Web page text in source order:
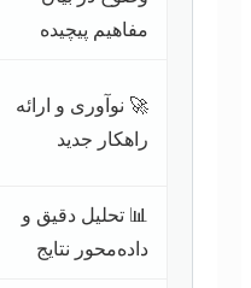
مفاهیم پیچیده
🚀 نوآوری و ارائه
راهکار جدید
📊 تحلیل دقیق و
داده‌محور نتایج